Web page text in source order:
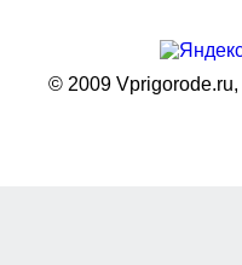
© 2009 Vprigorode.ru,